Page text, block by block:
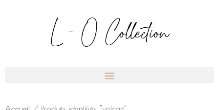
L - O Collection